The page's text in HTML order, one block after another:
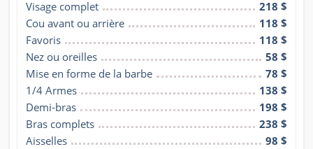
Visage complet
218 $
Cou avant ou arrière
118 $
Favoris
118 $
Nez ou oreilles
58 $
Mise en forme de la barbe
78 $
1/4 Armes
138 $
Demi-bras
198 $
Bras complets
238 $
Aisselles
98 $